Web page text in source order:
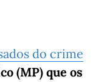
do crime
(MP) que os